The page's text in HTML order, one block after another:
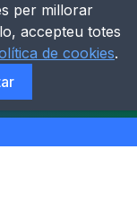
per millorar
accepteu totes
de cookies.